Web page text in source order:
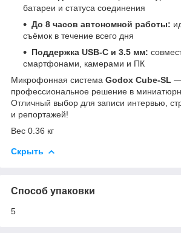
батареи и статуса соединения
До 8 часов автономной работы:
съёмок в течение всего дня
Поддержка USB-C и 3.5 мм:
смартфонами, камерами и ПК
Микрофонная система Godox Cube-SL —
профессиональное решение в
Отличный выбор для записи интервью,
и репортажей!
Вес 0.36 кг
Скрыть
Способ упаковки
5